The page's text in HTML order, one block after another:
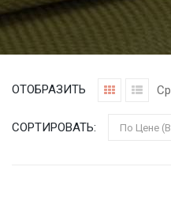
ОТОБРАЗИТЬ
СОРТИРОВАТЬ: